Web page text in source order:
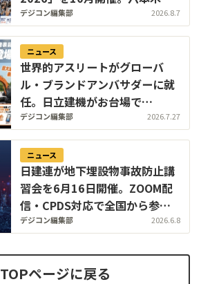
ら千葉の油圧ショベルを操作
デジコン編集部 2026.8.7
ニュース
世界的アスリートがグローバ
ル・ブランドアンバサダーに就
任。日立建機がお台場で
「LANDCROS」ブランド戦略を
発表・巨大油圧ショベル乗車体
験も
デジコン編集部 2026.7.27
ニュース
日建連が地下埋設物事故防止講
習会を6月16日開催。ZOOM配
信・CPDS対応で全国から参加
可能
デジコン編集部 2026.6.8
TOPページに戻る